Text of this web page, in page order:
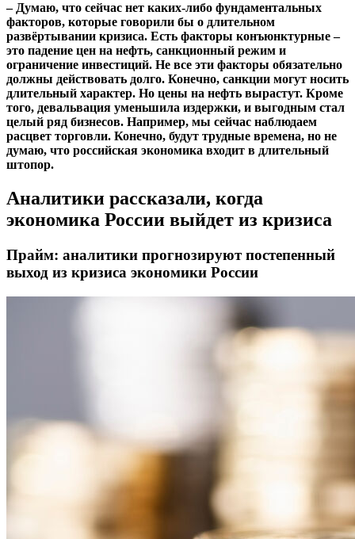
– Думаю, что сейчас нет каких-либо фундаментальных
факторов, которые говорили бы о длительном
развёртывании кризиса. Есть факторы конъюнктурные –
это падение цен на нефть, санкционный режим и
ограничение инвестиций. Не все эти факторы обязательно
должны действовать долго. Конечно, санкции могут носить
длительный характер. Но цены на нефть вырастут. Кроме
того, девальвация уменьшила издержки, и выгодным стал
целый ряд бизнесов. Например, мы сейчас наблюдаем
расцвет торговли. Конечно, будут трудные времена, но не
думаю, что российская экономика входит в длительный
штопор.
Аналитики рассказали, когда
экономика России выйдет из кризиса
Прайм: аналитики прогнозируют постепенный
выход из кризиса экономики России